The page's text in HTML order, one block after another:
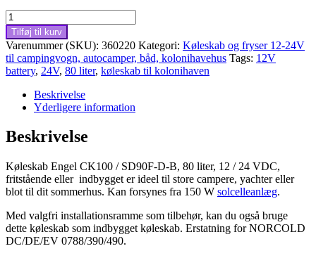
Køleskab
Engel
CK100
/
SD90F-
D-
12/24
VDC
Tilføj til kurv
Varenummer (SKU): 360220 Kategori: Køleskab og fryser 12-24V
til campingvogn, autocamper, båd, kolonihavehus Tags: 12V
battery, 24V, 80 liter, køleskab til kolonihaven
Beskrivelse
Yderligere information
Beskrivelse
Køleskab Engel CK100 / SD90F-D-B, 80 liter, 12 / 24 VDC,
fritstående eller indbygget er ideel til store campere, yachter eller
blot til dit sommerhus. Kan forsynes fra 150 W solcelleanlæg.
Med valgfri installationsramme som tilbehør, kan du også bruge
dette køleskab som indbygget køleskab. Erstatning for NORCOLD
DC/DE/EV 0788/390/490.